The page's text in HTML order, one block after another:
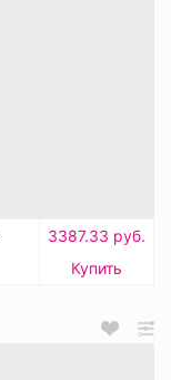
3387.33 руб.
Купить